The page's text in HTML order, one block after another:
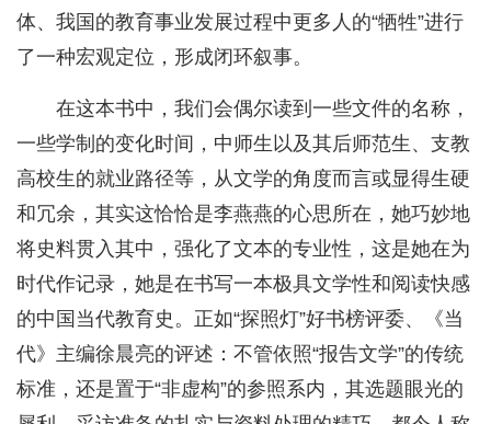
体、我国的教育事业发展过程中更多人的“牺牲”进行
了一种宏观定位，形成闭环叙事。
在这本书中，我们会偶尔读到一些文件的名称，
一些学制的变化时间，中师生以及其后师范生、支教
高校生的就业路径等，从文学的角度而言或显得生硬
和冗余，其实这恰恰是李燕燕的心思所在，她巧妙地
将史料贯入其中，强化了文本的专业性，这是她在为
时代作记录，她是在书写一本极具文学性和阅读快感
的中国当代教育史。正如“探照灯”好书榜评委、《当
代》主编徐晨亮的评述：不管依照“报告文学”的传统
标准，还是置于“非虚构”的参照系内，其选题眼光的